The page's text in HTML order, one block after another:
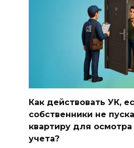
Как действовать УК,
собственники не
квартиру для
учета?